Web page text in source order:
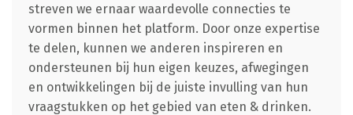
streven we ernaar waardevolle connecties te
vormen binnen het platform. Door onze expertise
te delen, kunnen we anderen inspireren en
ondersteunen bij hun eigen keuzes, afwegingen
en ontwikkelingen bij de juiste invulling van hun
vraagstukken op het gebied van eten & drinken.